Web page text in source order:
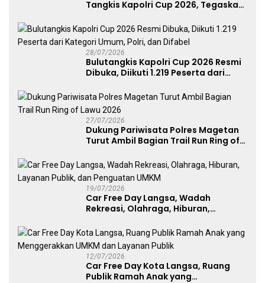
Tangkis Kapolri Cup 2026, Tegaskan
Atlet Nasional
28/07/2026
Bulutangkis Kapolri Cup 2026 Resmi
Dibuka, Diikuti 1.219 Peserta dari
27/07/2026
Dukung Pariwisata Polres Magetan
Turut Ambil Bagian Trail Run Ring of
19/07/2026
Car Free Day Langsa, Wadah
Rekreasi, Olahraga, Hiburan,
UMKM
12/07/2026
Car Free Day Kota Langsa, Ruang
Publik Ramah Anak yang